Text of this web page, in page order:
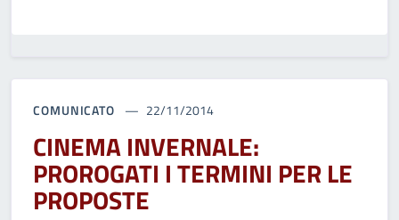
COMUNICATO 22/11/2014
CINEMA INVERNALE:
PROROGATI I TERMINI PER LE
PROPOSTE